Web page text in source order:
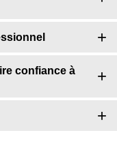
confiance à